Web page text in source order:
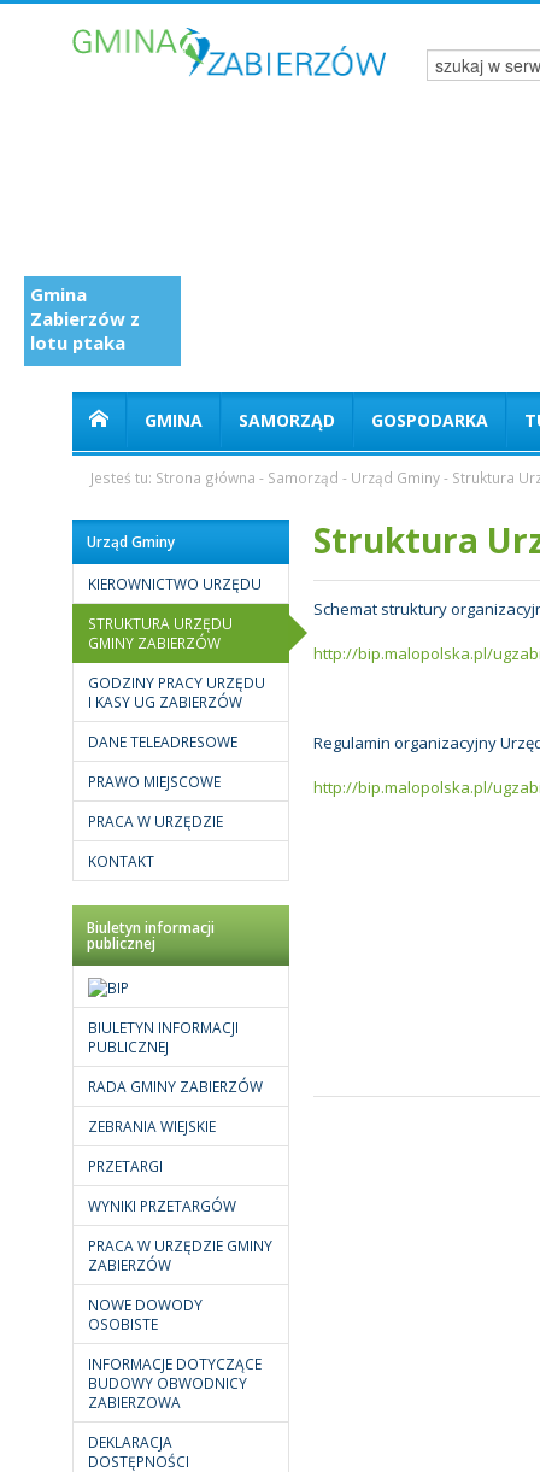
Gmina
Zabierzów z
lotu ptaka
GMINA SAMORZĄD GOSPODARKA
Jesteś tu: Strona główna - Samorząd - Urząd Gminy- Struktura
Urząd Gminy
KIEROWNICTWO URZĘDU
STRUKTURA URZĘDU
GMINY ZABIERZÓW
GODZINY PRACY URZĘDU
I KASY UG ZABIERZÓW
DANE TELEADRESOWE
PRAWO MIEJSCOWE
PRACA W URZĘDZIE
KONTAKT
Biuletyn informacji
publicznej
BIULETYN INFORMACJI
PUBLICZNEJ
RADA GMINY ZABIERZÓW
ZEBRANIA WIEJSKIE
PRZETARGI
WYNIKI PRZETARGÓW
PRACA W URZĘDZIE GMINY
ZABIERZÓW
NOWE DOWODY
OSOBISTE
INFORMACJE DOTYCZĄCE
BUDOWY OBWODNICY
ZABIERZOWA
DEKLARACJA
DOSTĘPNOŚCI
Struktura
Schemat struktury
http://bip.malopolska.pl/
Regulamin organizacyjny
http://bip.malopolska.pl/